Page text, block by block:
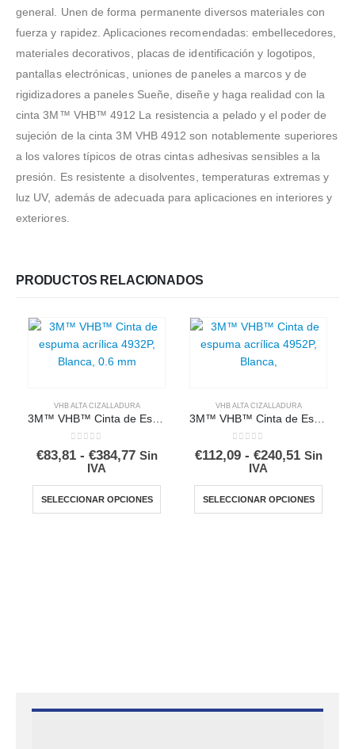
general. Unen de forma permanente diversos materiales con
fuerza y rapidez. Aplicaciones recomendadas: embellecedores,
materiales decorativos, placas de identificación y logotipos,
pantallas electrónicas, uniones de paneles a marcos y de
rigidizadores a paneles Sueñe, diseñe y haga realidad con la
cinta 3M™ VHB™ 4912 La resistencia a pelado y el poder de
sujeción de la cinta 3M VHB 4912 son notablemente superiores
a los valores típicos de otras cintas adhesivas sensibles a la
presión. Es resistente a disolventes, temperaturas extremas y
luz UV, además de adecuada para aplicaciones en interiores y
exteriores.
PRODUCTOS RELACIONADOS
VHB ALTA CIZALLADURA
0 out of 5
€83,81 - €384,77Rango
€83,81
hasta
Sin
IVA
SELECCIONAR OPCIONES
Este producto tiene múltiples variantes. Las opciones se pueden elegir en la página de producto
VHB ALTA CIZALLADURA
0out of 5
€112,09 - €240,51 Rango
€112,09
hasta
Sin
IVA
SELECCIONAR OPCIONES
Este producto tiene múltiples variantes. Las opciones se pueden elegir en la